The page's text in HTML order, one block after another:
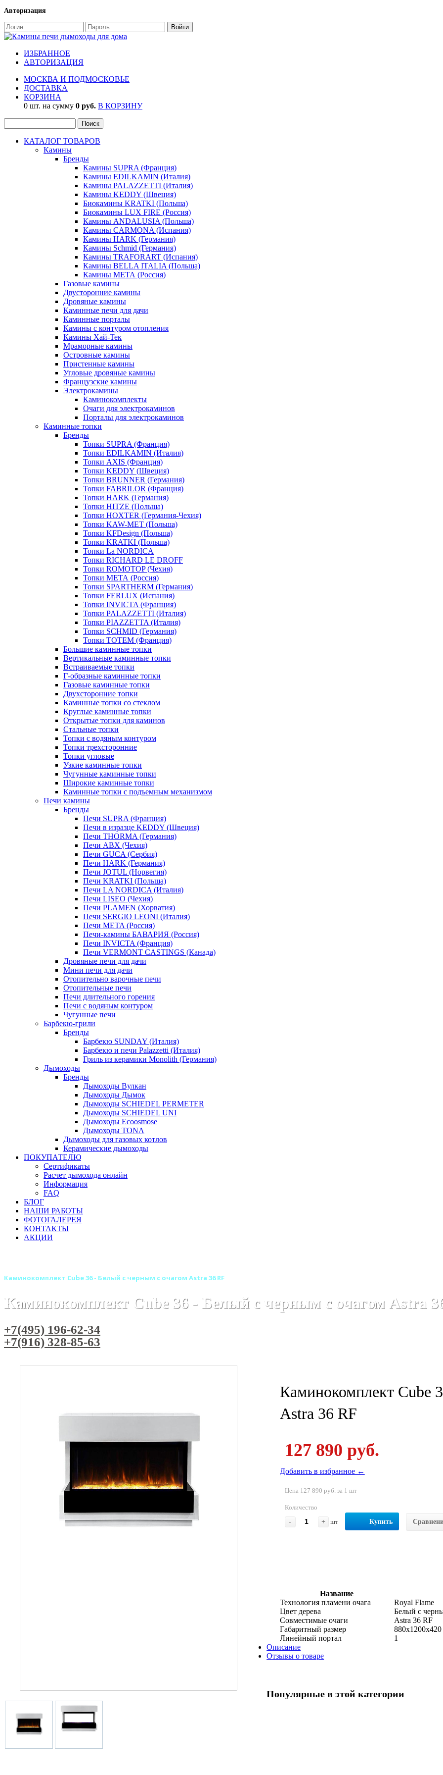
Авторизация
ИЗБРАННОЕ
АВТОРИЗАЦИЯ
МОСКВА И ПОДМОСКОВЬЕ
ДОСТАВКА
КОРЗИНА
0 шт. на сумму 0 руб. В КОРЗИНУ
КАТАЛОГ ТОВАРОВ
Камины
Бренды
Камины SUPRA (Франция)
Камины EDILKAMIN (Италия)
Камины PALAZZETTI (Италия)
Камины KEDDY (Швеция)
Биокамины KRATKI (Польша)
Биокамины LUX FIRE (Россия)
Камины ANDALUSIA (Польша)
Камины CARMONA (Испания)
Камины HARK (Германия)
Камины Schmid (Германия)
Камины TRAFORART (Испания)
Камины BELLA ITALIA (Польша)
Камины МЕТА (Россия)
Газовые камины
Двусторонние камины
Дровяные камины
Каминные печи для дачи
Каминные порталы
Камины с контуром отопления
Камины Хай-Тек
Мраморные камины
Островные камины
Пристенные камины
Угловые дровяные камины
Французские камины
Электрокамины
Каминокомплекты
Очаги для электрокаминов
Порталы для электрокаминов
Каминные топки
Бренды
Топки SUPRA (Франция)
Топки EDILKAMIN (Италия)
Топки AXIS (Франция)
Топки KEDDY (Швеция)
Топки BRUNNER (Германия)
Топки FABRILOR (Франция)
Топки HARK (Германия)
Топки HITZE (Польша)
Топки HOXTER (Германия-Чехия)
Топки KAW-MET (Польша)
Топки KFDesign (Польша)
Топки KRATKI (Польша)
Топки La NORDICA
Топки RICHARD LE DROFF
Топки ROMOTOP (Чехия)
Топки МЕТА (Россия)
Топки SPARTHERM (Германия)
Топки FERLUX (Испания)
Топки INVICTA (Франция)
Топки PALAZZETTI (Италия)
Топки PIAZZETTA (Италия)
Топки SCHMID (Германия)
Топки TOTEM (Франция)
Большие каминные топки
Вертикальные каминные топки
Встраиваемые топки
Г-образные каминные топки
Газовые каминные топки
Двухсторонние топки
Каминные топки со стеклом
Круглые каминные топки
Открытые топки для каминов
Стальные топки
Топки с водяным контуром
Топки трехсторонние
Топки угловые
Узкие каминные топки
Чугунные каминные топки
Широкие каминные топки
Каминные топки с подъемным механизмом
Печи камины
Бренды
Печи SUPRA (Франция)
Печи в изразце KEDDY (Швеция)
Печи THORMA (Германия)
Печи ABX (Чехия)
Печи GUCA (Сербия)
Печи HARK (Германия)
Печи JOTUL (Норвегия)
Печи KRATKI (Польша)
Печи LA NORDICA (Италия)
Печи LISEO (Чехия)
Печи PLAMEN (Хорватия)
Печи SERGIO LEONI (Италия)
Печи META (Россия)
Печи-камины БАВАРИЯ (Россия)
Печи INVICTA (Франция)
Печи VERMONT CASTINGS (Канада)
Дровяные печи для дачи
Мини печи для дачи
Отопительно варочные печи
Отопительные печи
Печи длительного горения
Печи с водяным контуром
Чугунные печи
Барбекю-грили
Бренды
Барбекю SUNDAY (Италия)
Барбекю и печи Palazzetti (Италия)
Гриль из керамики Monolith (Германия)
Дымоходы
Бренды
Дымоходы Вулкан
Дымоходы Дымок
Дымоходы SCHIEDEL PERMETER
Дымоходы SCHIEDEL UNI
Дымоходы Ecoosmose
Дымоходы TONA
Дымоходы для газовых котлов
Керамические дымоходы
ПОКУПАТЕЛЮ
Сертификаты
Расчет дымохода онлайн
Информация
FAQ
БЛОГ
НАШИ РАБОТЫ
ФОТОГАЛЕРЕЯ
КОНТАКТЫ
АКЦИИ
Каминокомплект Cube 36 - Белый с черным с очагом Astra 36 RF
Каминокомплект Cube 36 - Белый с черным с очагом Astra
+7(495) 196-62-34
+7(916) 328-85-63
Каминокомплект Cube
Astra 36 RF
127 890 руб.
Добавить в избранное ←
Цена 127 890 руб. за 1 шт
Количество
-
+ шт Купить
Название
Технология пламени очага
Royal Flame
Цвет дерева
Белый с
Совместимые очаги
Astra 36 RF
Габаритный размер
880x1200x420
Линейный портал
1
Описание
Отзывы о товаре
Популярные в этой категории